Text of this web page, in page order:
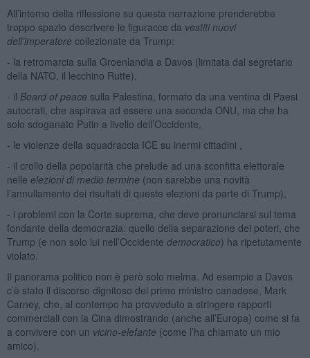
All’interno della riflessione su questa narrazione prenderebbe
troppo spazio descrivere le figuracce da vestiti nuovi
dell’imperatore collezionate da Trump:
- la retromarcia sulla Groenlandia a Davos (limitata dal segretario
della NATO, il lecchino Rutte),
- il Board of peace sulla Palestina, formato da una ventina di Paesi
autocrati, che aspirava ad essere una seconda ONU, ma che ha
solo sdoganato Putin a livello dell’Occidente,
- le violenze della squadraccia ICE su inermi cittadini ,
- il crollo della popolarità che prelude ad una sconfitta elettorale
nelle elezioni di medio termine (non sarebbe una novità
l’annullamento dei risultati di queste elezioni da parte di Trump),
- i problemi con la Corte suprema, che deve pronunciarsi sul tema
fondante della democrazia: quello della separazione dei poteri, che
Trump (e non solo lui nell’Occidente democratico) ha ripetutamente
violato.
Il panorama politico non è però solo melma. Ad esempio a Davos
c’è stato il discorso dignitoso del primo ministro canadese, Mark
Carney, che, al contempo ha provveduto a stringere rapporti
commerciali con la Cina dimostrando (anche all’Europa) come si fa
a convivere con un vicino-elefante (come l’ha chiamato un mio
amico).